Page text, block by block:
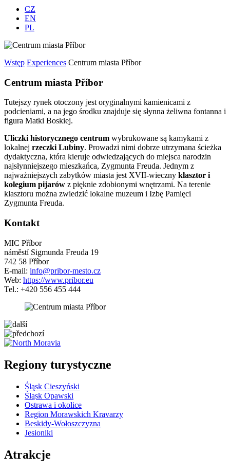
CZ
EN
PL
Wstęp Experiences Centrum miasta Příbor
Centrum miasta Příbor
Tutejszy rynek otoczony jest oryginalnymi kamienicami z
podcieniami, a na jego środku znajduje się słynna żeliwna fontanna i
figura Matki Boskiej.
Uliczki historycznego centrum wybrukowane są kamykami z
lokalnej rzeczki Lubiny. Prowadzi nimi dobrze utrzymana ścieżka
dydaktyczna, która kieruje odwiedzających do miejsca narodzin
najsłynniejszego mieszkańca, Zygmunta Freuda. Jednym z
najważniejszych zabytków miasta jest XVII-wieczny klasztor i
kolegium pijarów z pięknie zdobionymi wnętrzami. Na terenie
klasztoru można zwiedzić lokalne muzeum i Izbę Pamięci
Zygmunta Freuda.
Kontakt
MIC Příbor
náměstí Sigmunda Freuda 19
742 58 Příbor
E-mail: info@pribor-mesto.cz
Web: https://www.pribor.eu
Tel.: +420 556 455 444
−
5 km
Regiony turystyczne
Śląsk Cieszyński
Śląsk Opawski
Ostrawa i okolice
Region Morawskich Kravarzy
Beskidy-Wołoszczyzna
Jesioniki
Atrakcje